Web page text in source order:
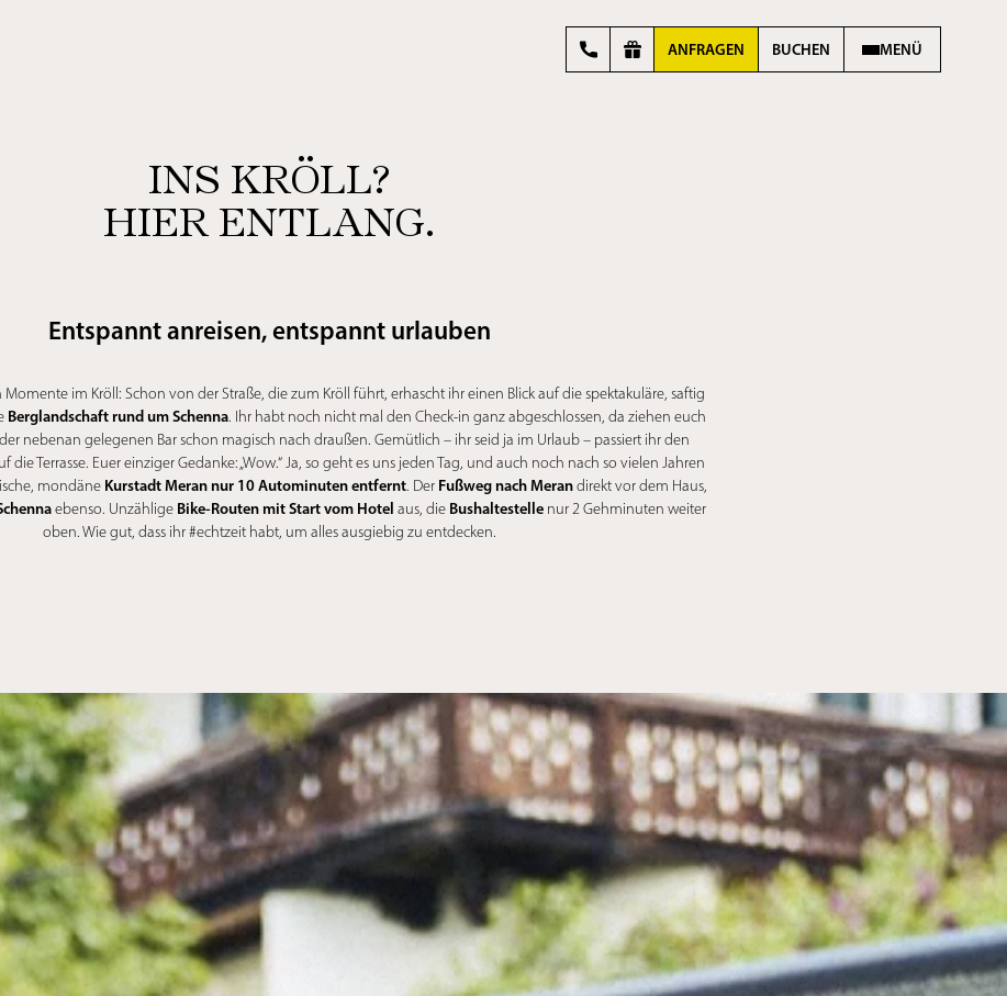
ANFRAGEN BUCHEN MENÜ
INS KRÖLL?
HIER ENTLANG.
Entspannt anreisen, entspannt urlauben
im Kröll: Schon von der Straße, die zum Kröll führt, erhascht ihr einen Blick auf die spektakuläre, saftig
Berglandschaft rund um Schenna. Ihr habt noch nicht mal den Check-in ganz abgeschlossen, da ziehen euch
nebenan gelegenen Bar schon magisch nach draußen. Gemütlich – ihr seid ja im Urlaub – passiert ihr den
die Terrasse. Euer einziger Gedanke: „Wow.“ Ja, so geht es uns jeden Tag, und auch noch nach so vielen Jahren
mondäne Kurstadt Meran nur 10 Autominuten entfernt. Der Fußweg nach Merandirekt vor dem Haus,
ebenso. Unzählige Bike-Routen mit Start vom Hotel aus, die Bushaltestelle nur 2 Gehminuten weiter
oben. Wie gut, dass ihr #echtzeit habt, um alles ausgiebig zu entdecken.